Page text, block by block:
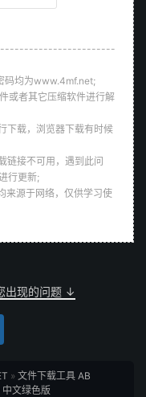
码均为www.4mf.net;
或者其它压缩软件进行解
下载，浏览器下载有时候
链接不可用，遇到此问
行更新;
来源于网络，仅供学习使
出现的问题 ↓
» 文件下载工具 AB
文绿色版